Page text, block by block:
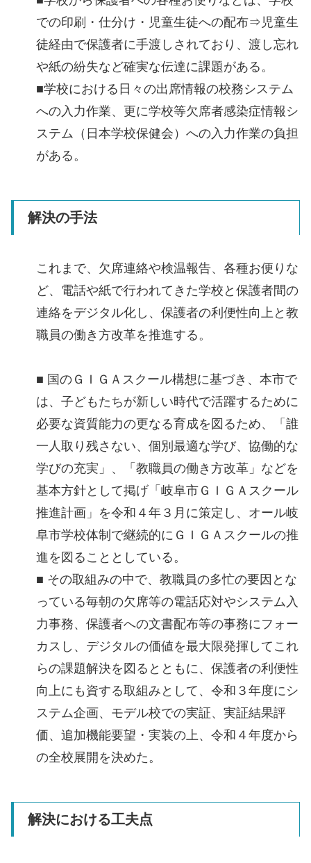
での印刷・仕分け・児童生徒への配布⇒児童生
徒経由で保護者に手渡しされており、渡し忘れ
や紙の紛失など確実な伝達に課題がある。
■学校における日々の出席情報の校務システム
への入力作業、更に学校等欠席者感染症情報シ
ステム（日本学校保健会）への入力作業の負担
がある。
解決の手法
これまで、欠席連絡や検温報告、各種お便りな
ど、電話や紙で行われてきた学校と保護者間の
連絡をデジタル化し、保護者の利便性向上と教
職員の働き方改革を推進する。
■ 国のＧＩＧＡスクール構想に基づき、本市で
は、子どもたちが新しい時代で活躍するために
必要な資質能力の更なる育成を図るため、「誰
一人取り残さない、個別最適な学び、協働的な
学びの充実」、「教職員の働き方改革」などを
基本方針として掲げ「岐阜市ＧＩＧＡスクール
推進計画」を令和４年３月に策定し、オール岐
阜市学校体制で継続的にＧＩＧＡスクールの推
進を図ることとしている。
■ その取組みの中で、教職員の多忙の要因とな
っている毎朝の欠席等の電話応対やシステム入
力事務、保護者への文書配布等の事務にフォー
カスし、デジタルの価値を最大限発揮してこれ
らの課題解決を図るとともに、保護者の利便性
向上にも資する取組みとして、令和３年度にシ
ステム企画、モデル校での実証、実証結果評
価、追加機能要望・実装の上、令和４年度から
の全校展開を決めた。
解決における工夫点